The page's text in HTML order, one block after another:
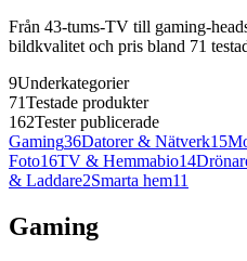
Från 43-tums-TV till gaming-
bildkvalitet och pris bland 71
9Underkategorier
71Testade produkter
162Tester publicerade
Gaming36Datorer & Nätverk15
Foto16TV & Hemmabio14
& Laddare2Smarta hem11
Gaming